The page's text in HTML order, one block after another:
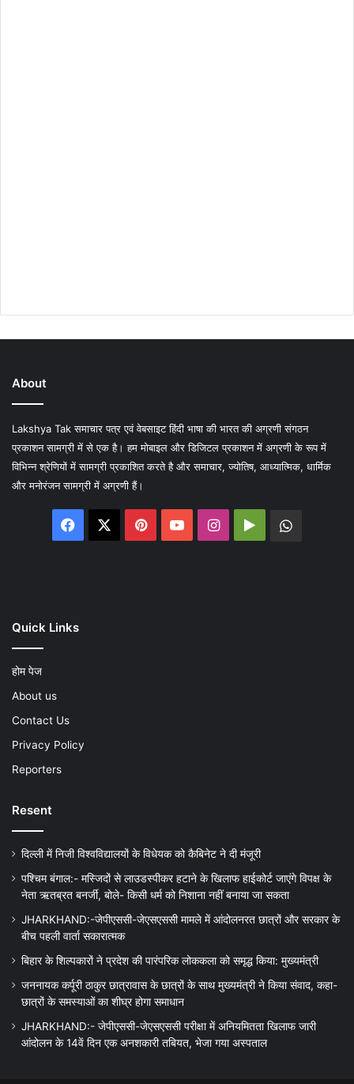
About
Lakshya Tak समाचार पत्र एवं वेबसाइट हिंदी भाषा की भारत की अग्रणी संगठन
प्रकाशन सामग्री में से एक है। हम मोबाइल और डिजिटल प्रकाशन में अग्रणी के रूप में
विभिन्न श्रेणियों में सामग्री प्रकाशित करते है और समाचार, ज्योतिष, आध्यात्मिक, धार्मिक
और मनोरंजन सामग्री में अग्रणी हैं।
Facebook PinterestYouTubeInstagram
Google
Quick Links
होम पेज
About us
Contact Us
Privacy Policy
Reporters
Resent
दिल्ली में निजी विश्वविद्यालयों के विधेयक को कैबिनेट ने दी मंजूरी
पश्चिम बंगाल:- मस्जिदों से लाउडस्पीकर हटाने के खिलाफ हाईकोर्ट जाएंगे विपक्ष के
नेता ऋतब्रत बनर्जी, बोले- किसी धर्म को निशाना नहीं बनाया जा सकता
JHARKHAND:-जेपीएससी-जेएसएससी मामले में आंदोलनरत छात्रों और सरकार के
बीच पहली वार्ता सकारात्मक
बिहार के शिल्पकारों ने प्रदेश की पारंपरिक लोककला को समृद्ध किया: मुख्यमंत्री
जननायक कर्पूरी ठाकुर छात्रावास के छात्रों के साथ मुख्यमंत्री ने किया संवाद, कहा-
छात्रों के समस्याओं का शीघ्र होगा समाधान
JHARKHAND:- जेपीएससी-जेएसएससी परीक्षा में अनियमितता खिलाफ जारी
आंदोलन के 14वें दिन एक अनशकारी तबियत, भेजा गया अस्पताल